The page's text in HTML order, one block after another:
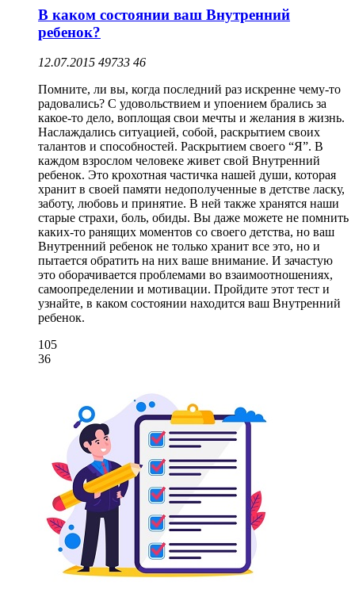
В каком состоянии ваш Внутренний
ребенок?
12.07.2015 49733 46
Помните, ли вы, когда последний раз искренне чему-то
радовались? С удовольствием и упоением брались за
какое-то дело, воплощая свои мечты и желания в жизнь.
Наслаждались ситуацией, собой, раскрытием своих
талантов и способностей. Раскрытием своего “Я”. В
каждом взрослом человеке живет свой Внутренний
ребенок. Это крохотная частичка нашей души, которая
хранит в своей памяти недополученные в детстве ласку,
заботу, любовь и принятие. В ней также хранятся наши
старые страхи, боль, обиды. Вы даже можете не помнить
каких-то ранящих моментов со своего детства, но ваш
Внутренний ребенок не только хранит все это, но и
пытается обратить на них ваше внимание. И зачастую
это оборачивается проблемами во взаимоотношениях,
самоопределении и мотивации. Пройдите этот тест и
узнайте, в каком состоянии находится ваш Внутренний
ребенок.
105
36